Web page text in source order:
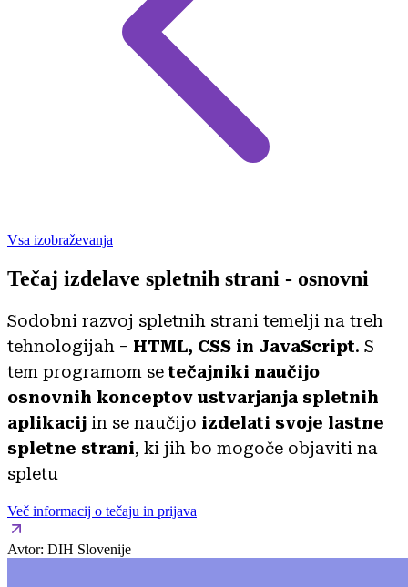
Vsa izobraževanja
Tečaj izdelave spletnih strani - osnovni
Sodobni razvoj spletnih strani temelji na treh
tehnologijah – HTML, CSS in JavaScript. S
tem programom setečajniki naučijo
osnovnih konceptov ustvarjanja spletnih
aplikacij in se naučijo izdelati svoje lastne
spletne strani, ki jih bo mogoče objaviti na
spletu
Več informacij o tečaju in prijava
Avtor: DIH Slovenije